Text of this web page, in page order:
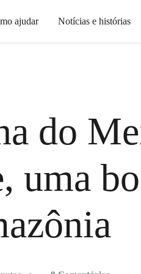
ajudar Notícias e histórias
do
uma